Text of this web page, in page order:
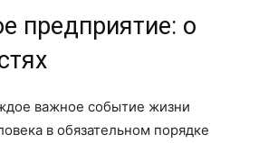
предприятие: о
важное событие жизни
в обязательном порядке